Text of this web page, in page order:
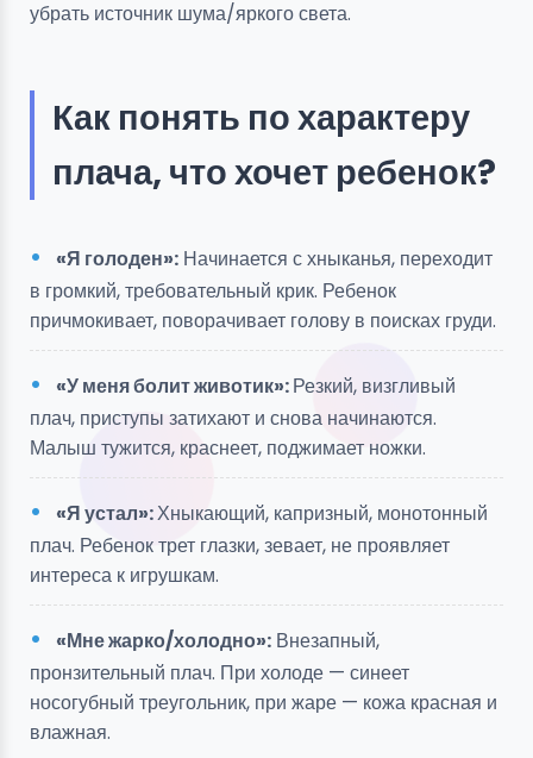
убрать источник шума/яркого света.
Как понять по характеру
плача, что хочет ребенок?
«Я голоден»: Начинается с хныканья, переходит
в громкий, требовательный крик. Ребенок
причмокивает, поворачивает голову в поисках груди.
«У меня болит животик»:Резкий, визгливый
плач, приступы затихают и снова начинаются.
Малыш тужится, краснеет, поджимает ножки.
«Я устал»:Хныкающий, капризный, монотонный
плач. Ребенок трет глазки, зевает, не проявляет
интереса к игрушкам.
«Мне жарко/холодно»: Внезапный,
пронзительный плач. При холоде — синеет
носогубный треугольник, при жаре — кожа красная и
влажная.